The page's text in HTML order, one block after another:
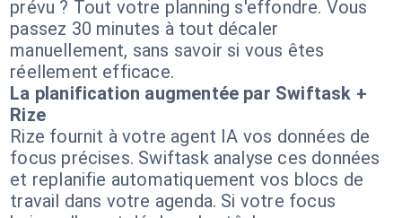
prévu ? Tout votre planning s'effondre. Vous
passez 30 minutes à tout décaler
manuellement, sans savoir si vous êtes
réellement efficace.
La planification augmentée par Swiftask +
Rize
Rize fournit à votre agent IA vos données de
focus précises. Swiftask analyse ces données
et replanifie automatiquement vos blocs de
travail dans votre agenda. Si votre focus